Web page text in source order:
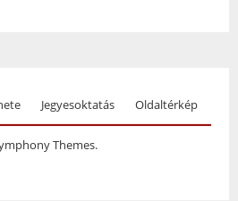
Jegyesoktatás Oldaltérkép
Themes.